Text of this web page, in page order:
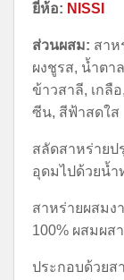
ยี่ห้อ: NISSI
ส่วนผสม: สาห
ผงชูรส, น้ำตา
ข้าวสาลี, เกลื
ซีน, สีฟ้าสดใส
สลัดสาหร่ายป
อุดมไปด้วยน้ำ
สาหร่ายผสมง
100% ผสมผส
ประกอบด้วยส